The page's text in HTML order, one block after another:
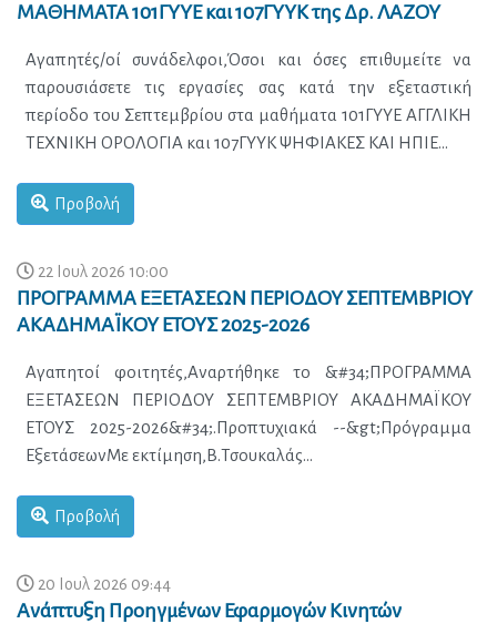
ΜΑΘΗΜΑΤΑ 101ΓΥΥΕ και 107ΓΥΥΚ της Δρ. ΛΑΖΟΥ
Προβολή
22 Ιουλ 2026 10:00
ΠΡΟΓΡΑΜΜΑ ΕΞΕΤΑΣΕΩΝ ΠΕΡΙΟΔΟΥ ΣΕΠΤΕΜΒΡΙΟΥ
ΑΚΑΔΗΜΑΪΚΟΥ ΕΤΟΥΣ 2025-2026
Προβολή
20 Ιουλ 2026 09:44
Ανάπτυξη Προηγμένων Εφαρμογών Κινητών